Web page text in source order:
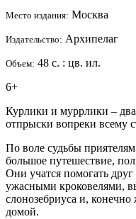
Место издания: Москва
Издательство: Архипелаг
Объем: 48 с. : цв. ил.
6+
Курлики и муррлики –
отпрыски вопреки всему
По воле судьбы
большое путешествие,
Они учатся помогать
ужасными кроковелями,
слонозебриуса и,
домой.